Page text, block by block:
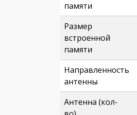
памяти
Размер
встроенной
памяти
Направленность
антенны
Антенна (кол-